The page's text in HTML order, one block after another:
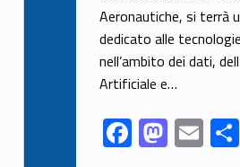
o
o
k
o
n
Aeronautiche, si terrà
dedicato alle
nell’ambito dei dati,
Artificiale e…
F M E S